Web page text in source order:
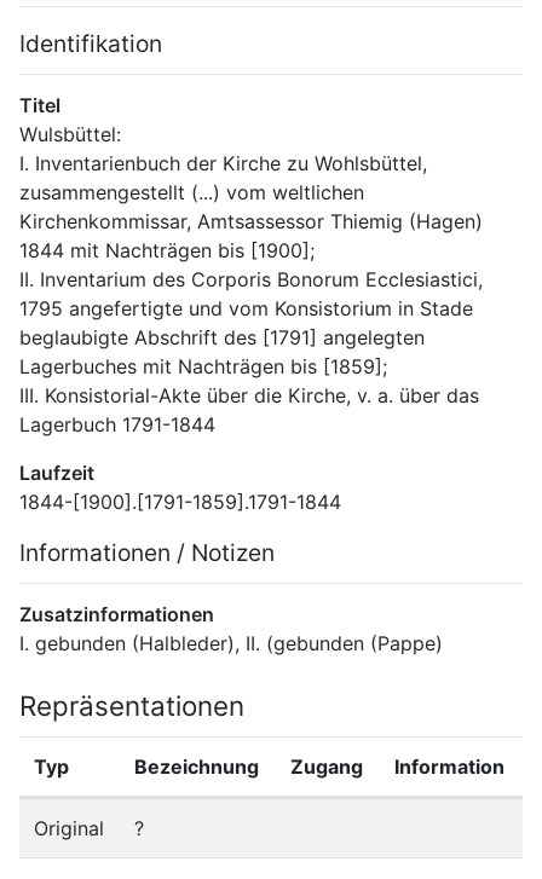
Identifikation
Titel
Wulsbüttel:
I. Inventarienbuch der Kirche zu Wohlsbüttel,
zusammengestellt (...) vom weltlichen
Kirchenkommissar, Amtsassessor Thiemig (Hagen)
1844 mit Nachträgen bis [1900];
II. Inventarium des Corporis Bonorum Ecclesiastici,
1795 angefertigte und vom Konsistorium in Stade
beglaubigte Abschrift des [1791] angelegten
Lagerbuches mit Nachträgen bis [1859];
III. Konsistorial-Akte über die Kirche, v. a. über das
Lagerbuch 1791-1844
Laufzeit
1844-[1900].[1791-1859].1791-1844
Informationen / Notizen
Zusatzinformationen
I. gebunden (Halbleder), II. (gebunden (Pappe)
Repräsentationen
Typ Bezeichnung Zugang Information
Original ?